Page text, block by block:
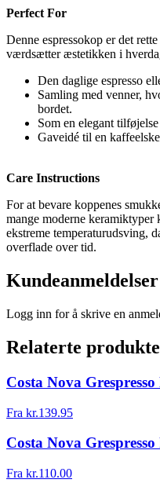
Perfect For
Denne espressokop er det
værdsætter æstetikken i
Den daglige espresso
Samling med venner,
bordet.
Som en elegant
Gaveidé til en
Care Instructions
For at bevare koppenes
mange moderne keramiktyper
ekstreme temperaturudsving,
overflade over tid.
Kundeanmeldelser
Logg inn for å skrive en
Relaterte
Costa Nova
Fra kr.139.95
Costa Nova
Fra kr.110.00